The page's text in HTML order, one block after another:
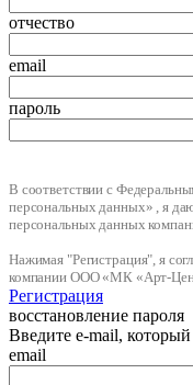
отчество
email
пароль
В соответствии с
персональных данных» , я
персональных данных
Нажимая "Регистрация", я
компании ООО «МК «Арт-
Регистрация
восстановление пароля
Введите e-mail,
email